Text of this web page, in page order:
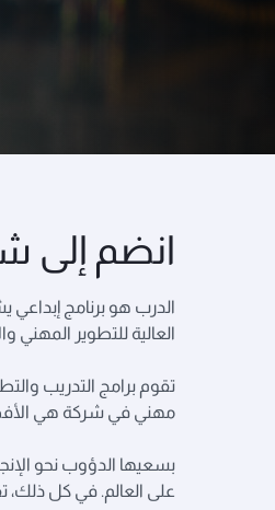
انضم إلى
الدرب هو برنامج إبداعي
العالية للتطوير المهني
تقوم برامج التدريب
مهني في شركة هي الأفضل
بسعيها الدؤوب نحو
على العالم. في كل ذلك،